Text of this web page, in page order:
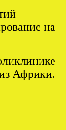
на
Африки.